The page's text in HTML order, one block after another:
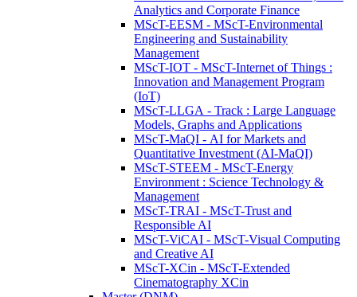
Analytics and Corporate Finance
MScT-EESM - MScT-Environmental
Engineering and Sustainability
Management
MScT-IOT - MScT-Internet of Things :
Innovation and Management Program
(IoT)
MScT-LLGA - Track : Large Language
Models, Graphs and Applications
MScT-MaQI - AI for Markets and
Quantitative Investment (AI-MaQI)
MScT-STEEM - MScT-Energy
Environment : Science Technology &
Management
MScT-TRAI - MScT-Trust and
Responsible AI
MScT-ViCAI - MScT-Visual Computing
and Creative AI
MScT-XCin - MScT-Extended
Cinematography XCin